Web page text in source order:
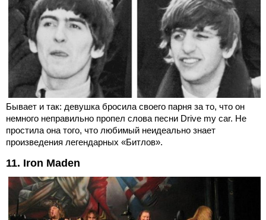
Бывает и так: девушка бросила своего парня за то, что он
немного неправильно пропел слова песни Drive my car. Не
простила она того, что любимый неидеально знает
произведения легендарных «Битлов».
11. Iron Maden